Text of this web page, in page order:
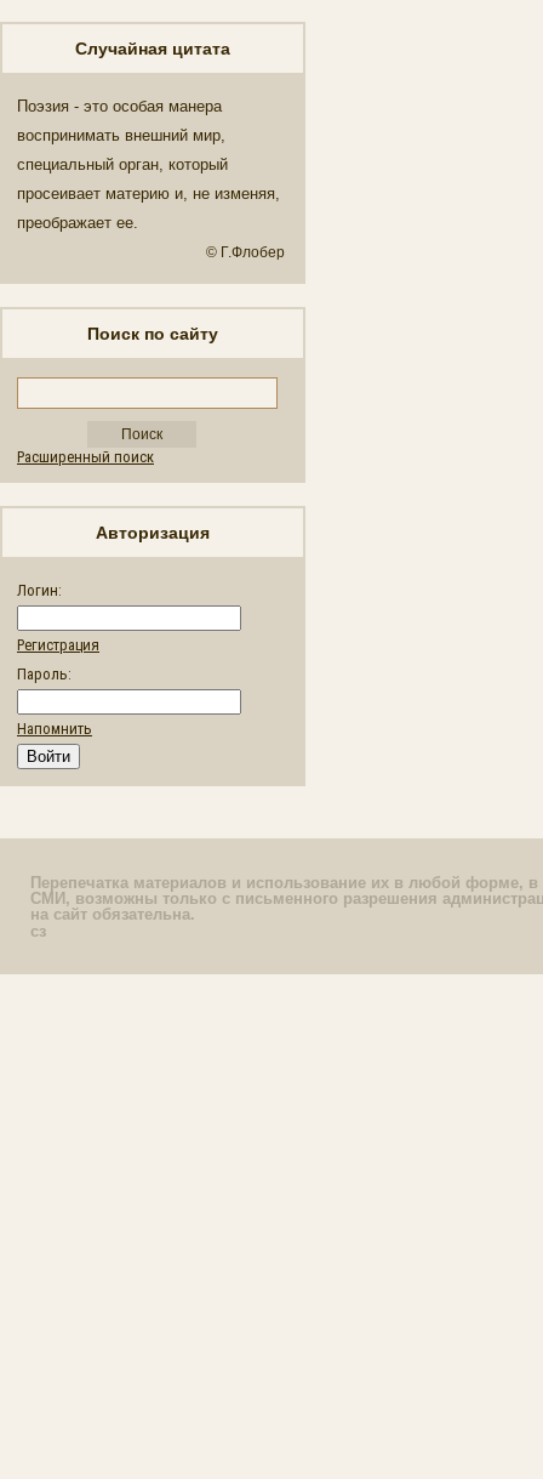
Случайная цитата
Поэзия - это особая манера
воспринимать внешний мир,
специальный орган, который
просеивает материю и, не изменяя,
преображает ее.
© Г.Флобер
Поиск по сайту
Расширенный поиск
Авторизация
Логин:
Регистрация
Пароль:
Напомнить
Перепечатка материалов и использование их в любой форме,
СМИ, возможны только с письменного разрешения
на сайт обязательна.
сз